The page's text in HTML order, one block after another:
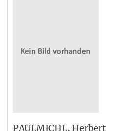
PAULMICHL, Herbert